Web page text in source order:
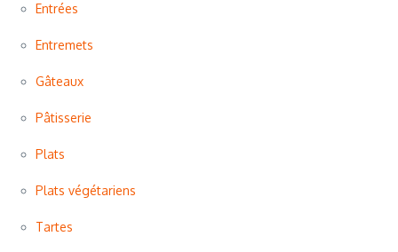
Entrées
Entremets
Gâteaux
Pâtisserie
Plats
Plats végétariens
Tartes